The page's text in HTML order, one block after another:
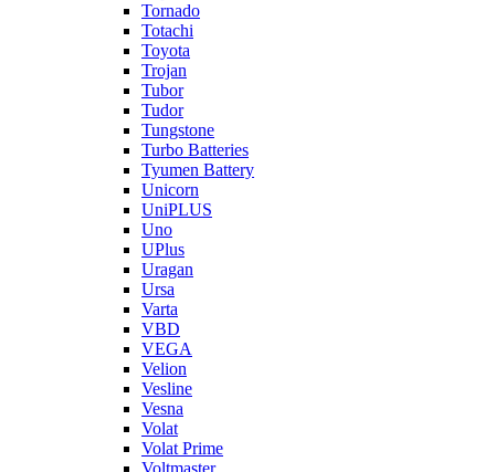
Tornado
Totachi
Toyota
Trojan
Tubor
Tudor
Tungstone
Turbo Batteries
Tyumen Battery
Unicorn
UniPLUS
Uno
UPlus
Uragan
Ursa
Varta
VBD
VEGA
Velion
Vesline
Vesna
Volat
Volat Prime
Voltmaster